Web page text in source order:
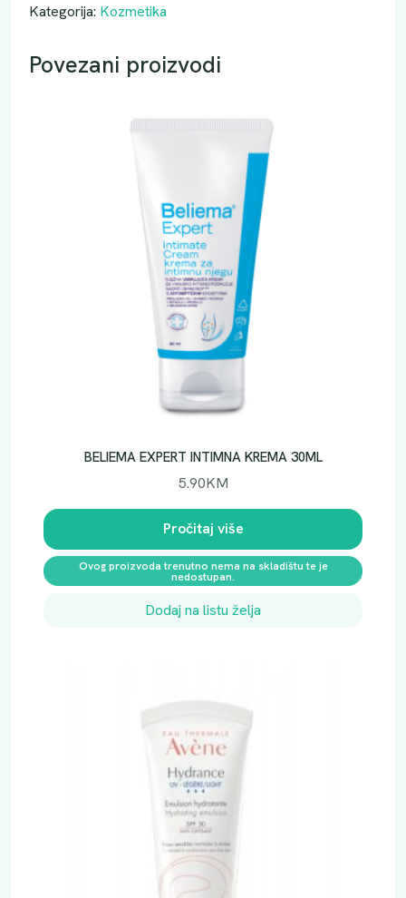
Kategorija: Kozmetika
Povezani proizvodi
BELIEMA EXPERT INTIMNA KREMA 30ML
5.90KM
Pročitaj više
Ovog proizvoda trenutno nema na skladištu te je
nedostupan.
Dodaj na listu želja